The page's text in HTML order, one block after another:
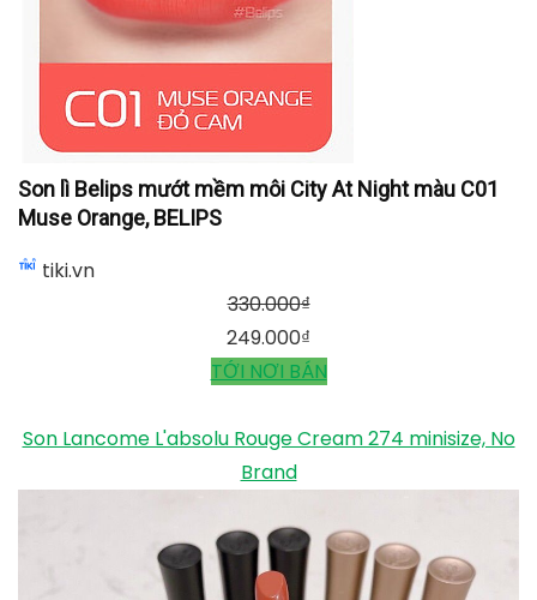
Swettie Baby, BELIPS
330.000₫
₫
TỚI NƠI BÁN